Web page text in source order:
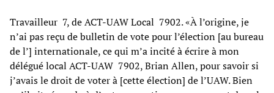
Travailleur 7, de ACT-UAW Local 7902. «À l’origine, je
n’ai pas reçu de bulletin de vote pour l’élection [au bureau
de l’] internationale, ce qui m’a incité à écrire à mon
délégué local ACT-UAW 7902, Brian Allen, pour savoir si
j’avais le droit de voter à [cette élection] de l’UAW. Bien